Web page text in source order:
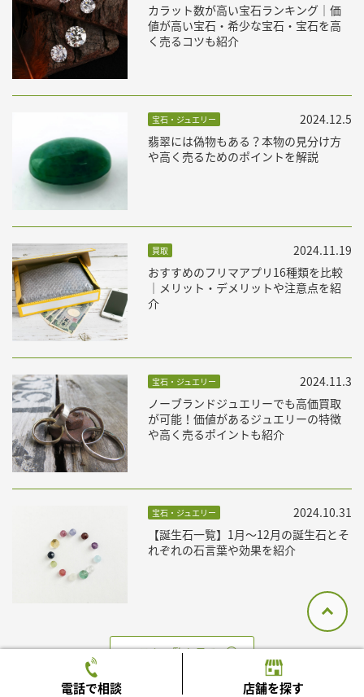
カラット数が高い宝石ランキング｜価
値が高い宝石・希少な宝石・宝石を高
く売るコツも紹介
宝石・ジュエリー
翡翠には偽物もある？本物の見分け方
や高く売るためのポイントを解説
2024.12.5
買取
おすすめのフリマアプリ16種類を比較
｜メリット・デメリットや注意点を紹
介
2024.11.19
宝石・ジュエリー
ノーブランドジュエリーでも高価買取
が可能！価値があるジュエリーの特徴
や高く売るポイントも紹介
2024.11.3
宝石・ジュエリー
【誕生石一覧】1月〜12月の誕生石とそ
れぞれの石言葉や効果を紹介
2024.10.31
コラム一覧を見る
電話で相談 店舗を探す